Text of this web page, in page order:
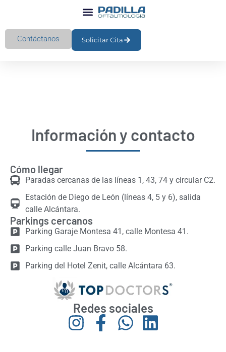
Contáctanos Solicitar Cita
Información y contacto
Cómo llegar
Paradas cercanas de las líneas 1, 43, 74 y circular C2.
Estación de Diego de León (líneas 4, 5 y 6), salida
calle Alcántara.
Parkings cercanos
Parking Garaje Montesa 41, calle Montesa 41.
Parking calle Juan Bravo 58.
Parking del Hotel Zenit, calle Alcántara 63.
Redes sociales